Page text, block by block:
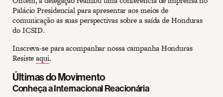
Palácio Presidencial para apresentar aos meios de
comunicação as suas perspectivas sobre a saída de Honduras
do ICSID.
Inscreva-se para acompanhar nossa campanha Honduras
Resisteaqui.
Últimas do Movimento
Conheça a Internacional Reacionária